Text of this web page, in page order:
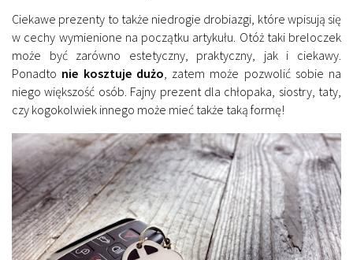
Ciekawe prezenty to także niedrogie drobiazgi, które wpisują się
w cechy wymienione na początku artykułu. Otóż taki breloczek
może być zarówno estetyczny, praktyczny, jak i ciekawy.
Ponadto nie kosztuje dużo , zatem może pozwolić sobie na
niego większość osób. Fajny prezent dla chłopaka, siostry, taty,
czy kogokolwiek innego może mieć także taką formę!